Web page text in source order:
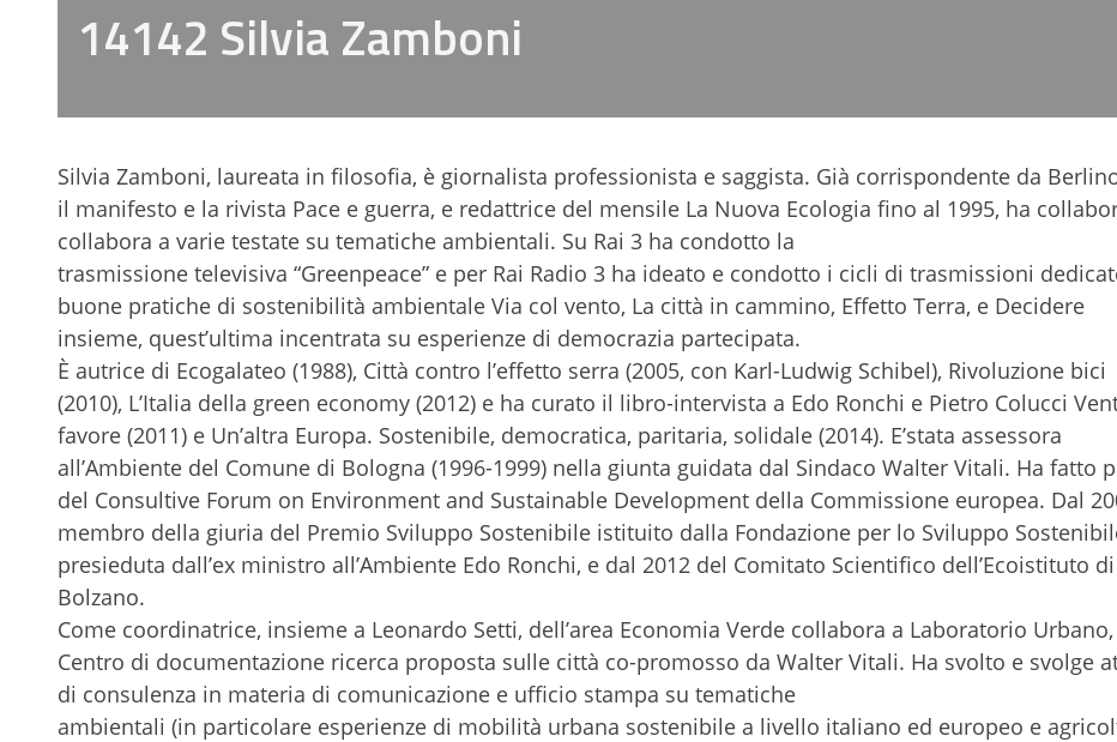
14142 Silvia Zamboni
Silvia Zamboni, laureata in filosofia, è giornalista professionista e saggista. Già corrispondente da
il manifesto e la rivista Pace e guerra, e redattrice del mensile La Nuova Ecologia fino al 1995, ha
collabora a varie testate su tematiche ambientali. Su Rai 3 ha condotto la
trasmissione televisiva “Greenpeace” e per Rai Radio 3 ha ideato e condotto i cicli di trasmissioni
buone pratiche di sostenibilità ambientale Via col vento, La città in cammino, Effetto Terra, e Decidere
insieme, quest’ultima incentrata su esperienze di democrazia partecipata.
È autrice di Ecogalateo (1988), Città contro l’effetto serra (2005, con Karl-Ludwig Schibel), Rivoluzione bici
(2010), L’Italia della green economy (2012) e ha curato il libro-intervista a Edo Ronchi e Pietro Colucci
favore (2011) e Un’altra Europa. Sostenibile, democratica, paritaria, solidale (2014). E’stata assessora
all’Ambiente del Comune di Bologna (1996-1999) nella giunta guidata dal Sindaco Walter Vitali. Ha fatto
del Consultive Forum on Environment and Sustainable Development della Commissione europea. Dal
membro della giuria del Premio Sviluppo Sostenibile istituito dalla Fondazione per lo Sviluppo
presieduta dall’ex ministro all’Ambiente Edo Ronchi, e dal 2012 del Comitato Scientifico dell’Ecoistituto di
Bolzano.
Come coordinatrice, insieme a Leonardo Setti, dell’area Economia Verde collabora a Laboratorio
Centro di documentazione ricerca proposta sulle città co-promosso da Walter Vitali. Ha svolto e svolge
di consulenza in materia di comunicazione e ufficio stampa su tematiche
ambientali (in particolare esperienze di mobilità urbana sostenibile a livello italiano ed europeo e